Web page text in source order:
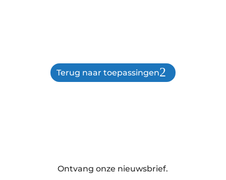
Terug naar toepassingen
Ontvang onze nieuwsbrief.